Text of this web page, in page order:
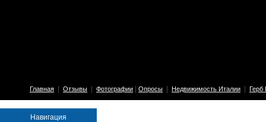
Главная Отзывы Фотографии Опросы Недвижимость Италии Герб
Навигация